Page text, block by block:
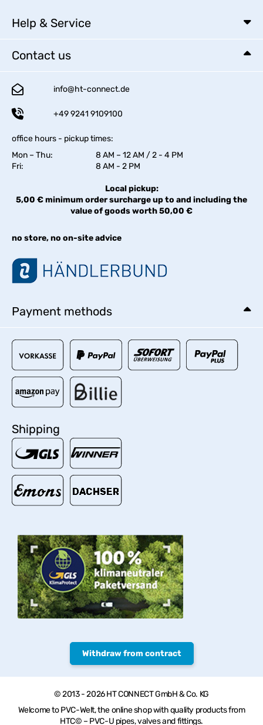
Help & Service
Contact us
info@ht-connect.de
+49 9241 9109100
office hours - pickup times:
Mon – Thu:
8 AM – 12 AM / 2 - 4 PM
Fri:
8 AM - 2 PM
Local pickup:
5,00 € minimum order surcharge up to and including the
value of goods worth 50,00 €
no store, no on-site advice
Payment methods
Shipping
Withdraw from contract
© 2013 - 2026 HT CONNECT GmbH & Co. KG
Welcome to PVC-Welt, the online shop with quality products from
HTC© – PVC-U pipes, valves and fittings.